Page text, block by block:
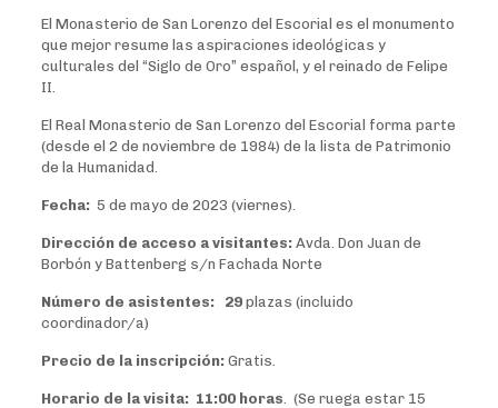
El Monasterio de San Lorenzo del Escorial es el monumento
que mejor resume las aspiraciones ideológicas y
culturales del “Siglo de Oro” español, y el reinado de Felipe
II.
El Real Monasterio de San Lorenzo del Escorial forma parte
(desde el 2 de noviembre de 1984) de la lista de Patrimonio
de la Humanidad.
Fecha: 5 de mayo de 2023 (viernes).
Dirección de acceso a visitantes: Avda. Don Juan de
Borbón y Battenberg s/n Fachada Norte
Número de asistentes: 29plazas (incluido
coordinador/a)
Precio de la inscripción:Gratis.
Horario de la visita: 11:00 horas . (Se ruega estar 15